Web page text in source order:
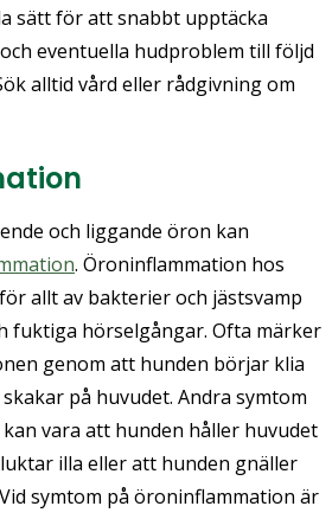
sätt för att snabbt upptäcka
eventuella hudproblem till följd
alltid vård eller rådgivning om
och liggande öron kan
. Öroninflammation hos
allt av bakterier och jästsvamp
fuktiga hörselgångar. Ofta märker
genom att hunden börjar klia
på huvudet. Andra symtom
vara att hunden håller huvudet
illa eller att hunden gnäller
symtom på öroninflammation är